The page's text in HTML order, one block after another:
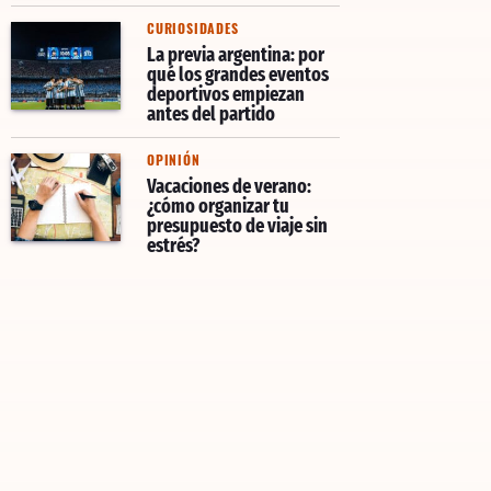
CURIOSIDADES
La previa argentina: por
qué los grandes eventos
deportivos empiezan
antes del partido
OPINIÓN
Vacaciones de verano:
¿cómo organizar tu
presupuesto de viaje sin
estrés?